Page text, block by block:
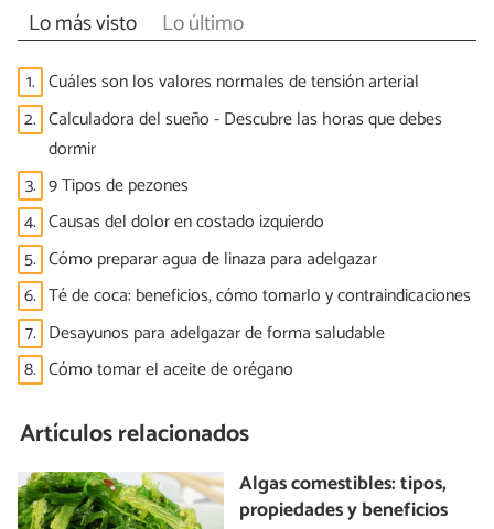
Lo más visto Lo último
1. Cuáles son los valores normales de tensión arterial
2. Calculadora del sueño - Descubre las horas que debes
dormir
3. 9 Tipos de pezones
4. Causas del dolor en costado izquierdo
5. Cómo preparar agua de linaza para adelgazar
6. Té de coca: beneficios, cómo tomarlo y contraindicaciones
7. Desayunos para adelgazar de forma saludable
8. Cómo tomar el aceite de orégano
Artículos relacionados
Algas comestibles: tipos,
propiedades y beneficios